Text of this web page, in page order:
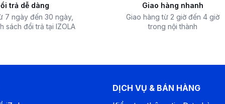
cấp với loa kép có tổng công suất 20W,
vòm sống động. Công nghệ này giúp tái
mẽ, biến phòng khách của bạn thành
trả dễ dàng
7 ngày đến 30 ngày,
sách đổi trả tại IZOLA
Giao hàng nhanh
Giao hàng từ 2 giờ đến 4 giờ
trong nội thành
DỊCH VỤ & BÁN HÀNG